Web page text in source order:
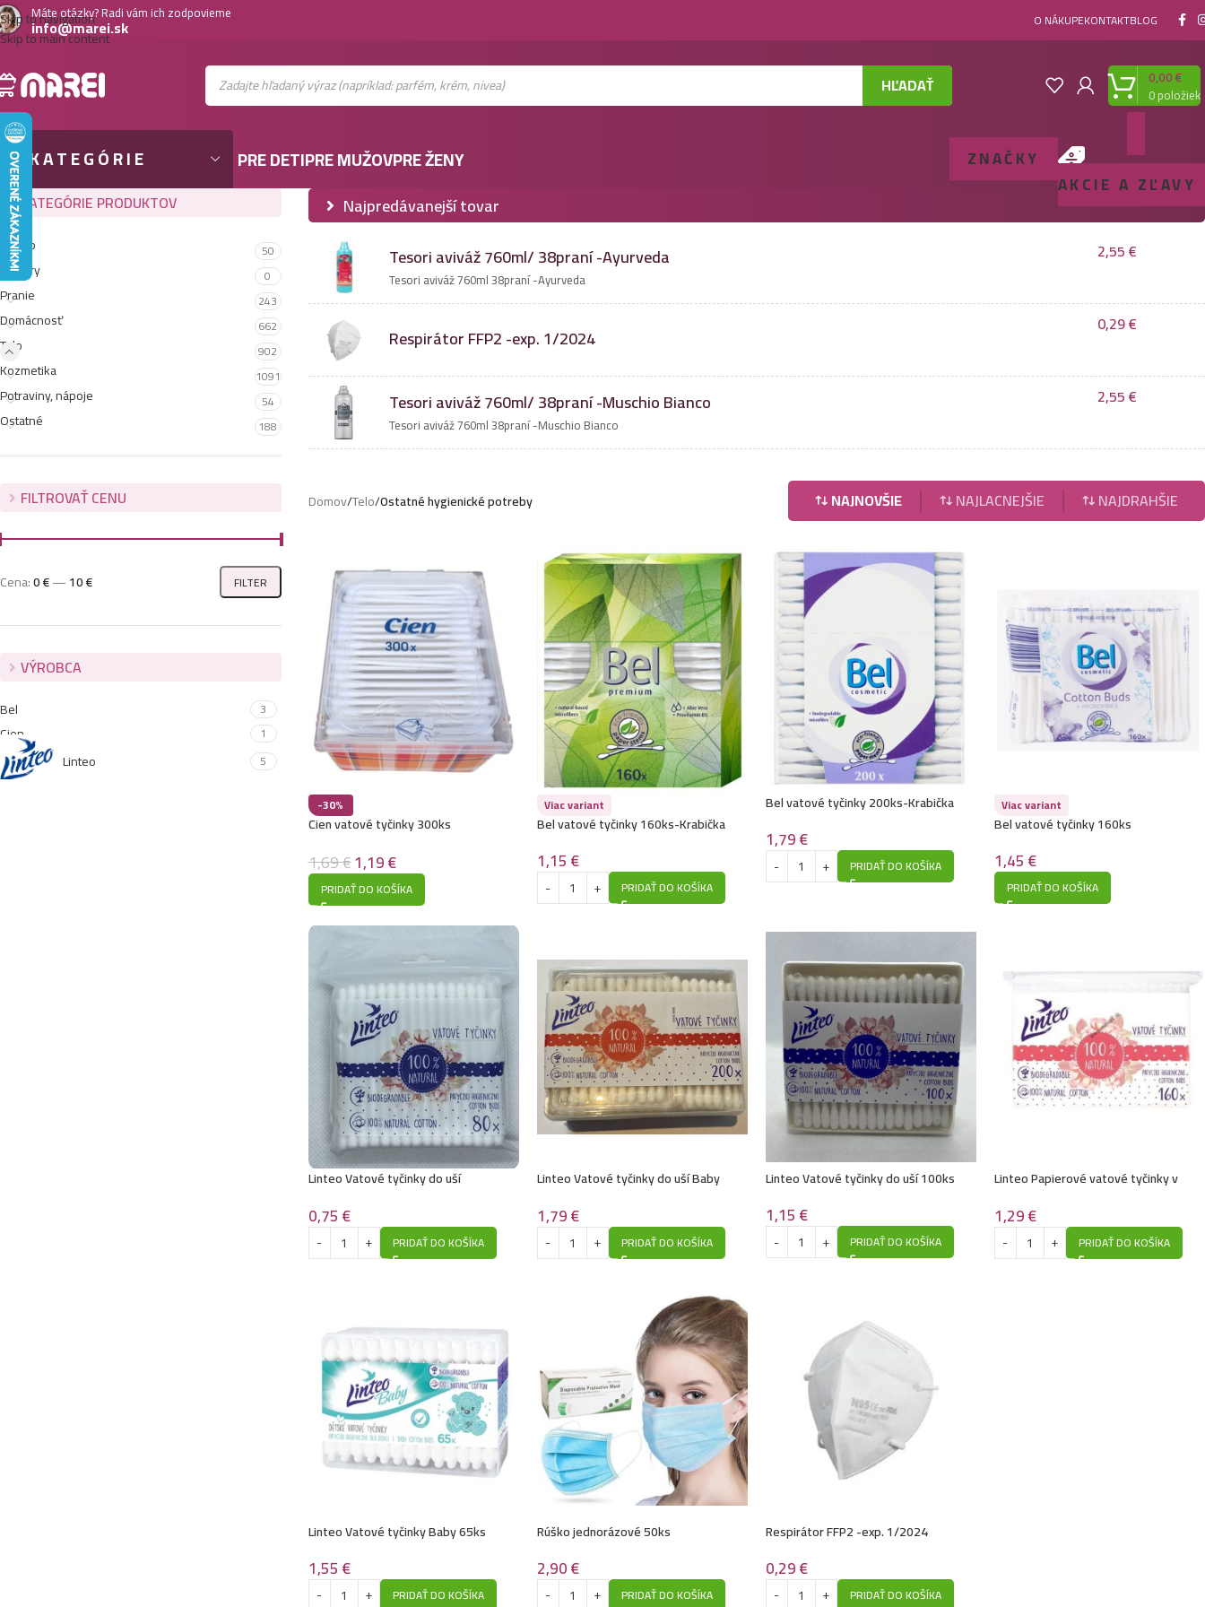
Skip to navigation
Skip to main content
Máte otázky? Radi vám ich zodpovieme
info@marei.sk O NÁKUPEKONTAKTBLOG
HĽADAŤ 0položiek
0,00€
KATEGÓRIE PRE DETIPRE MUŽOVPRE ŽENY
ZNAČKY
AKCIE A ZĽAVY
KATEGÓRIE PRODUKTOV
Gastro 50
Testery 0
Pranie 243
Domácnosť 662
Telo 902
Kozmetika 1091
Potraviny, nápoje 54
Ostatné 188
FILTROVAŤ CENU
FILTER
Cena:0 €—10 €
VÝROBCA
Bel 3
Cien 1
Linteo 5
Najpredávanejší tovar
Tesori aviváž 760ml/ 38praní -Ayurveda
Tesori aviváž 760ml 38praní -Ayurveda
2,55€
Respirátor FFP2 -exp. 1/2024
0,29€
Tesori aviváž 760ml/ 38praní -Muschio Bianco
Tesori aviváž 760ml 38praní -Muschio Bianco
2,55€
Domov/Telo/Ostatné hygienické potreby NAJNOVŠIE NAJLACNEJŠIE NAJDRAHŠIE
-30%
Cien vatové tyčinky 300ks
1,69€1,19€
PRIDAŤ DO KOŠÍKA
Viac variant
Bel vatové tyčinky 160ks-Krabička
1,15€
PRIDAŤ DO KOŠÍKA
Bel vatové tyčinky 200ks-Krabička
1,79€
PRIDAŤ DO KOŠÍKA
Viac variant
Bel vatové tyčinky 160ks
1,45€
PRIDAŤ DO KOŠÍKA
Linteo Vatové tyčinky do uší
0,75€
PRIDAŤ DO KOŠÍKA
Linteo Vatové tyčinky do uší Baby
1,79€
PRIDAŤ DO KOŠÍKA
Linteo Vatové tyčinky do uší 100ks
1,15€
PRIDAŤ DO KOŠÍKA
Linteo Papierové vatové tyčinky v
1,29€
PRIDAŤ DO KOŠÍKA
Linteo Vatové tyčinky Baby 65ks
1,55€
PRIDAŤ DO KOŠÍKA
Rúško jednorázové 50ks
2,90€
PRIDAŤ DO KOŠÍKA
Respirátor FFP2 -exp. 1/2024
0,29€
PRIDAŤ DO KOŠÍKA